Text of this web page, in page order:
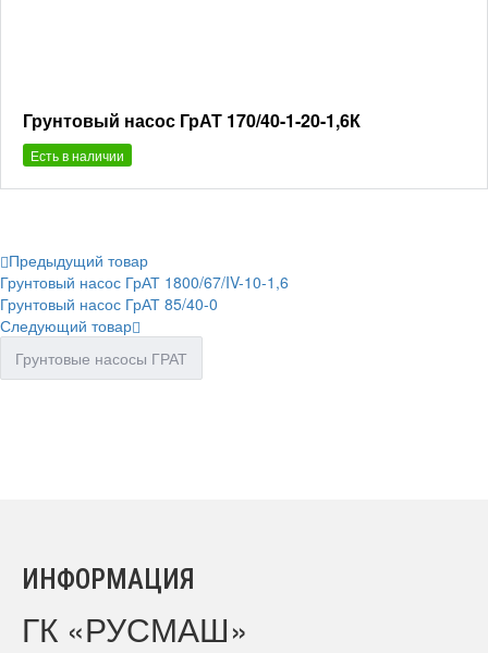
Грунтовый насос ГрАТ 170/40-1-20-1,6К
Есть в наличии
Предыдущий товар
Грунтовый насос ГрАТ 1800/67/IV-10-1,6
Грунтовый насос ГрАТ 85/40-0
Следующий товар
Грунтовые насосы ГРАТ
ИНФОРМАЦИЯ
ГК «РУСМАШ»